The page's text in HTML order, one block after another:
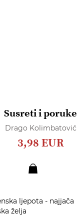
Susreti i poruke
Drago Kolimbatović
3,98 EUR